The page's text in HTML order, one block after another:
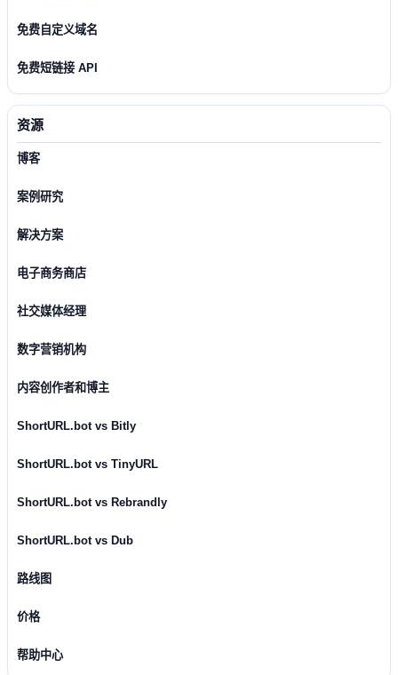
免费自定义域名
免费短链接 API
资源
博客
案例研究
解决方案
电子商务商店
社交媒体经理
数字营销机构
内容创作者和博主
ShortURL.bot vs Bitly
ShortURL.bot vs TinyURL
ShortURL.bot vs Rebrandly
ShortURL.bot vs Dub
路线图
价格
帮助中心